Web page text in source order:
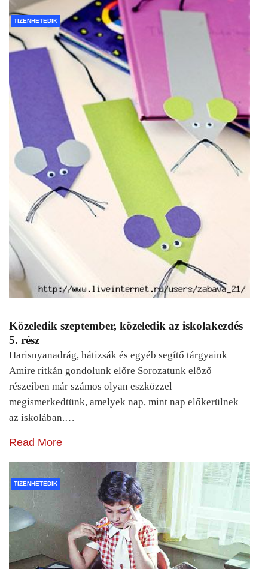
TIZENHETEDIK
Közeledik szeptember, közeledik az iskolakezdés
5. rész
Harisnyanadrág, hátizsák és egyéb segítő tárgyaink
Amire ritkán gondolunk előre Sorozatunk előző
részeiben már számos olyan eszközzel
megismerkedtünk, amelyek nap, mint nap előkerülnek
az iskolában.…
Read More
TIZENHETEDIK